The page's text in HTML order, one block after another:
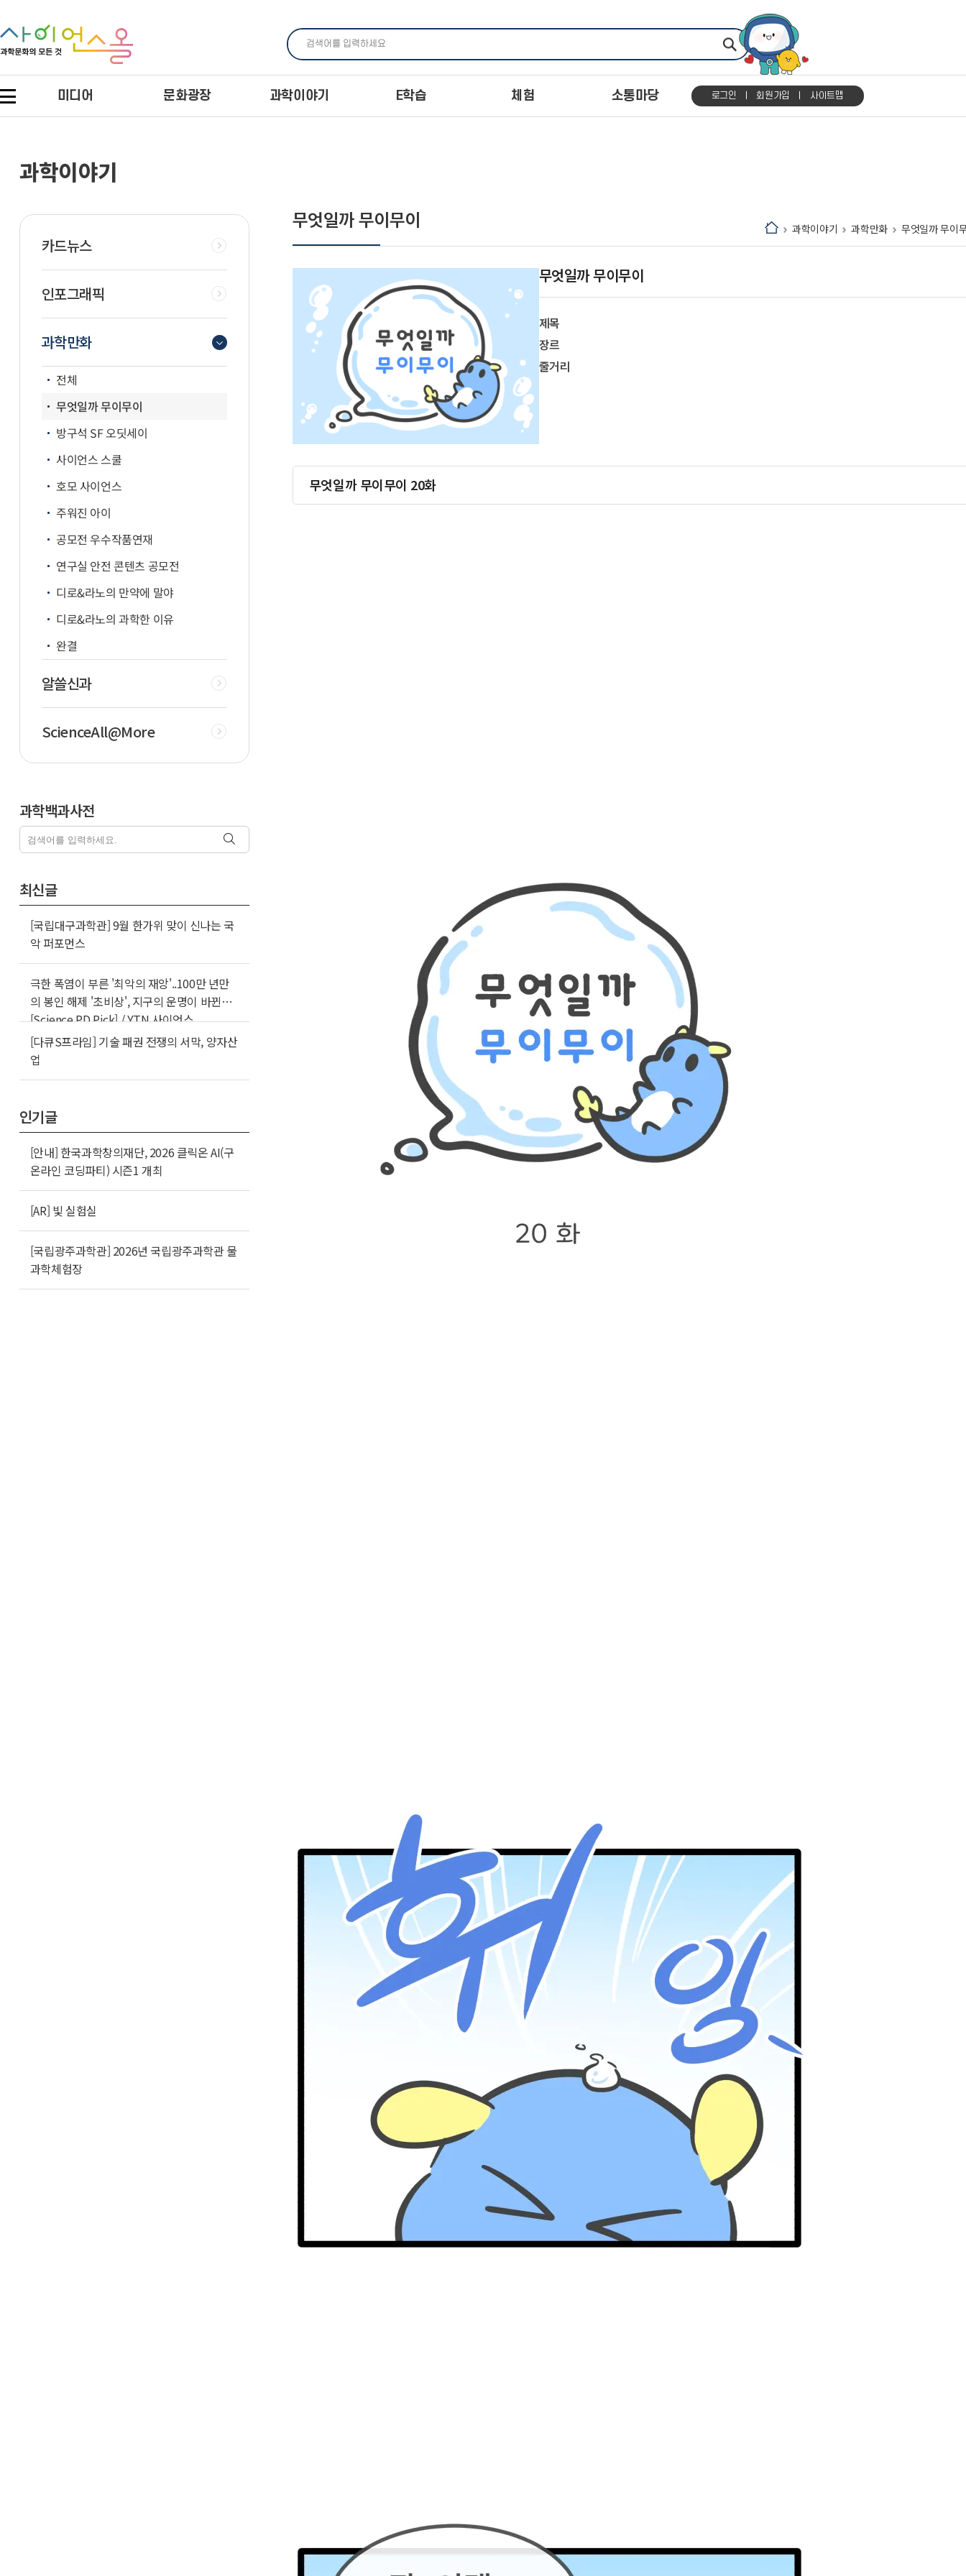
미디어 문화광장 과학이야기 E학습 체험 소통마당 로그인 회원가입 사이트맵
무엇일까 무이무이 과학이야기 과학만화 무엇일까 무이
과학이야기
카드뉴스
인포그래픽
과학만화
전체
무엇일까 무이무이
방구석 SF 오딧세이
사이언스 스쿨
호모 사이언스
주워진 아이
공모전 우수작품연재
연구실 안전 콘텐츠 공모전
디로&라노의 만약에 말야
디로&라노의 과학한 이유
완결
알쓸신과
ScienceAll@More
과학백과사전
최신글
[국립대구과학관] 9월 한가위 맞이 신나는 국
악 퍼포먼스
극한 폭염이 부른 '최악의 재앙'..100만 년만
의 봉인 해제 '초비상', 지구의 운명이 바뀐다
[Science PD Pick] / YTN 사이언스
[다큐S프라임] 기술 패권 전쟁의 서막, 양자산
업
인기글
[안내] 한국과학창의재단, 2026 클릭온 AI(구
온라인 코딩파티) 시즌1 개최
[AR] 빛 실험실
[국립광주과학관] 2026년 국립광주과학관 물
과학체험장
무엇일까 무이무이
제목
장르
줄거리
무엇일까 무이무이 20화